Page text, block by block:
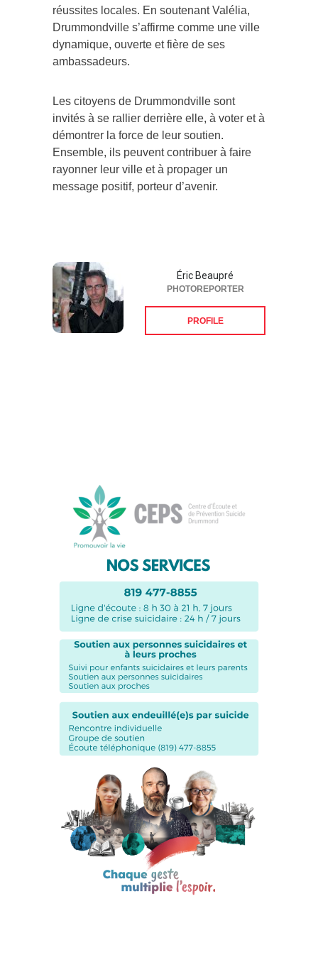
réussites locales. En soutenant Valélia,
Drummondville s’affirme comme une ville
dynamique, ouverte et fière de ses
ambassadeurs.
Les citoyens de Drummondville sont
invités à se rallier derrière elle, à voter et à
démontrer la force de leur soutien.
Ensemble, ils peuvent contribuer à faire
rayonner leur ville et à propager un
message positif, porteur d’avenir.
Éric Beaupré
PHOTOREPORTER
PROFILE